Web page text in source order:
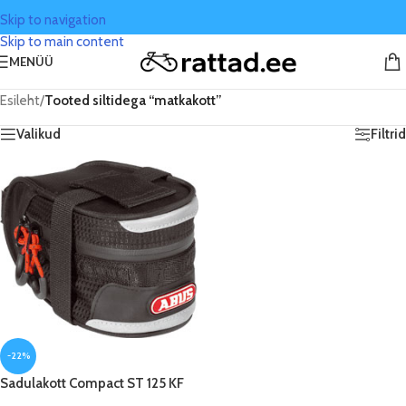
Skip to navigation
Skip to main content
MENÜÜ
Esileht/Tooted siltidega “matkakott”
Valikud Filtrid
-22%
Sadulakott Compact ST 125 KF